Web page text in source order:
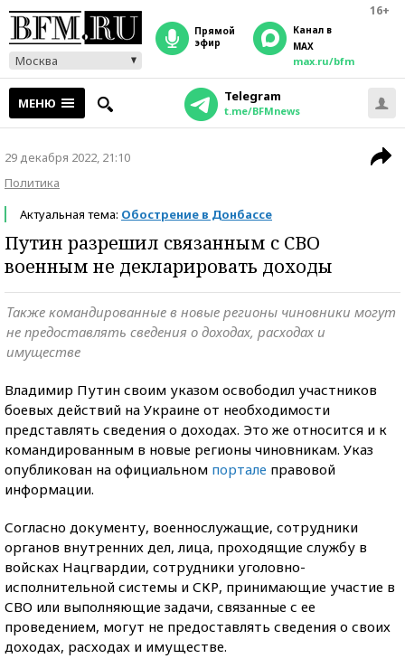
16+
Москва
прямой
эфир
Канал в
MAX
max.ru/bfm
МЕНЮ Telegram
t.me/BFMnews
29 декабря 2022, 21:10
Политика
Актуальная тема: Обострение в Донбассе
Путин разрешил связанным с СВО
военным не декларировать доходы
Также командированные в новые регионы чиновники могут
не предоставлять сведения о доходах, расходах и
имуществе
Владимир Путин своим указом освободил участников
боевых действий на Украине от необходимости
представлять сведения о доходах. Это же относится и к
командированным в новые регионы чиновникам. Указ
опубликован на официальном портале правовой
информации.
Согласно документу, военнослужащие, сотрудники
органов внутренних дел, лица, проходящие службу в
войсках Нацгвардии, сотрудники уголовно-
исполнительной системы и СКР, принимающие участие в
СВО или выполняющие задачи, связанные с ее
проведением, могут не предоставлять сведения о своих
доходах, расходах и имуществе.